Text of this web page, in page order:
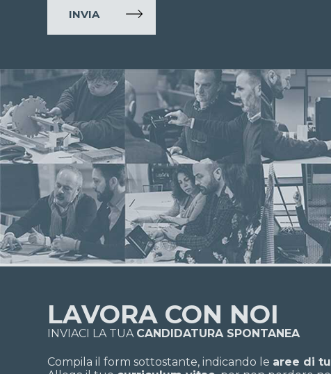
LAVORA CON NOI
INVIACI LA TUA CANDIDATURA SPONTANEA
Compila il form sottostante, indicando le aree di